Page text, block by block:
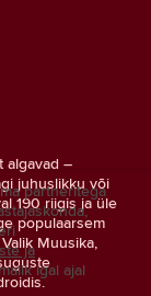
algavad –
juhuslikku või
190 riigis ja üle
populaarsem
Muusika,
partneritega
ja
igal ajal